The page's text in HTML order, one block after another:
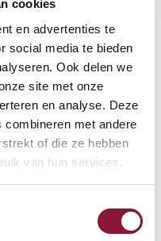
cookies
en advertenties te
social media te bieden
Ook delen we
site met onze
en analyse. Deze
combineren met andere
of die ze hebben
van hun services.